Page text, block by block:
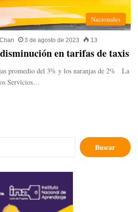
Nacionales
3 de agosto de 2023 13
en tarifas de taxis
promedio del 3% y los naranjas de 2% La
Servicios…
Buscar: